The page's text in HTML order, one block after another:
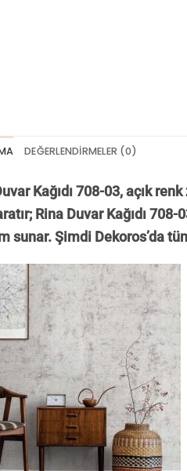
DEĞERLENDIRMELER (0)
Kağıdı 708-03, açık
Rina Duvar Kağıdı
sunar. Şimdi Dekoros’da